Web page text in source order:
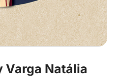
Varga Natália